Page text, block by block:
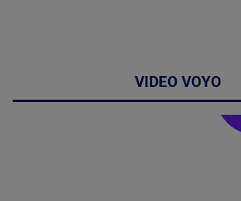
VIDEO VOYO